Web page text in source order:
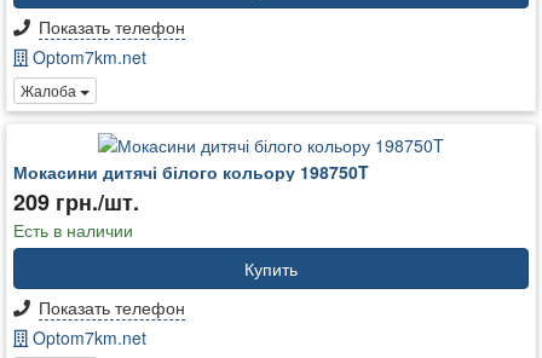
Показать телефон
Optom7km.net
Жалоба
Мокасини дитячі білого кольору 198750T
209 грн./шт.
Есть в наличии
Купить
Показать телефон
Optom7km.net